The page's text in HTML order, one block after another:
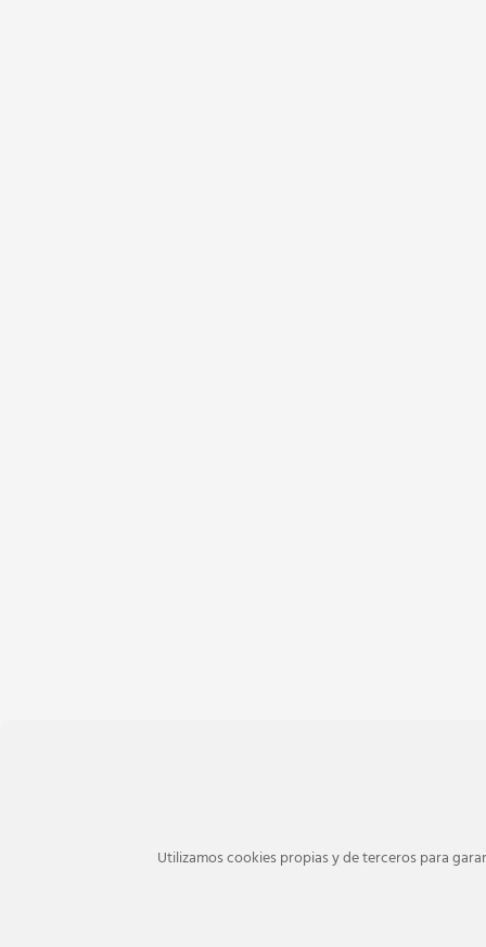
Utilizamos cookies propias y de terceros para